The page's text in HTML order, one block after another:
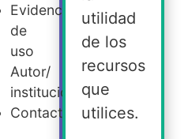
Evidencia
de
uso
Autor/
institución
Contacto
utilidad
de los
recursos
que
utilices.